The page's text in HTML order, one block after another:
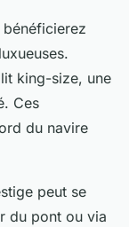
king-size, une
Ces
du navire
peut se
du pont ou via